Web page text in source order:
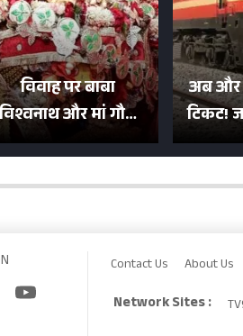
विवाह पर बाबा
और मां गौरा
को 6 लाख रुपये का
शगुन
अब और
टिकट!
का बढ़ा
Contact Us About Us
Network Sites :